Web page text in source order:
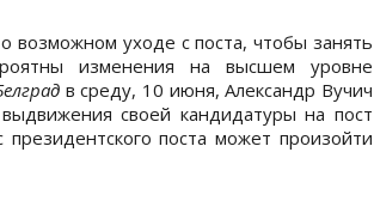
возможном уходе с поста, чтобы занять
изменения на высшем уровне
в среду, 10 июня, Александр Вучич
своей кандидатуры на пост
поста может произойти